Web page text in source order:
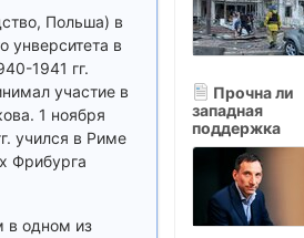
Польша) в
унверситета в
1941 гг.
участие в
1 ноября
учился в Риме
Фрибурга
в одном из
Прочна ли
западная
поддержка